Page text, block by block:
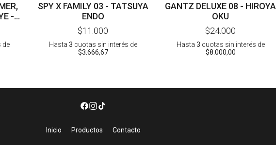
-
de
SPY X FAMILY 03 - TATSUYA
ENDO
$11.000
Hasta 3 cuotas sin interés de
$3.666,67
GANTZ DELUXE 08 - HIROYA
OKU
$24.000
Hasta 3 cuotas sin interés de
$8.000,00
Inicio Productos Contacto